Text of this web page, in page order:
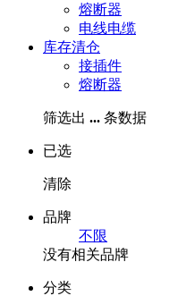
熔断器
电线电缆
库存清仓
接插件
熔断器
筛选出 ... 条数据
已选
清除
品牌
不限
没有相关品牌
分类